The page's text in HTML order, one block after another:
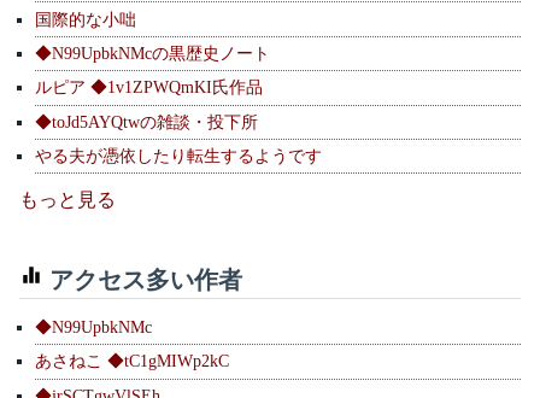
国際的な小咄
◆N99UpbkNMcの黒歴史ノート
ルピア ◆1v1ZPWQmKI氏作品
◆toJd5AYQtwの雑談・投下所
やる夫が憑依したり転生するようです
もっと見る
アクセス多い作者
◆N99UpbkNMc
あさねこ ◆tC1gMIWp2kC